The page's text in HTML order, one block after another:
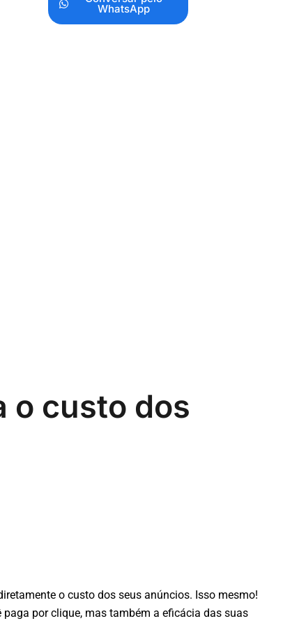
WhatsApp
o custo dos
o custo dos seus anúncios. Isso mesmo!
por clique, mas também a eficácia das suas